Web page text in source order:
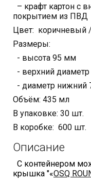
– крафт картон с
покрытием из ПВД
Цвет: коричневый
Размеры:
- высота 95 мм
- верхний
- диаметр нижний
Объём: 435 мл
В упаковке: 30 шт.
В коробке: 600 шт.
Описание
С контейнером
крышка "«OSQ